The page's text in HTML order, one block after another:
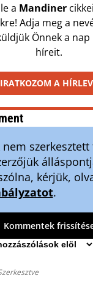
a Mandiner
Adja meg a
Önnek a
híreit.
A
kérjük,
.
Kommentek